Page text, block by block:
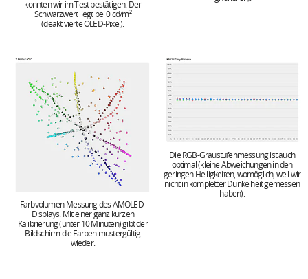
konnten wir im Test bestätigen. Der
Schwarzwert liegt bei 0 cd/m²
(deaktivierte OLED-Pixel).
Farbvolumen-Messung des AMOLED-
Displays. Mit einer ganz kurzen
Kalibrierung (unter 10 Minuten) gibt der
Bildschirm die Farben mustergültig
wieder.
Die RGB-Graustufenmessung ist auch
optimal (kleine Abweichungen in den
geringen Helligkeiten, womöglich, weil wir
nicht in kompletter Dunkelheit gemessen
haben).